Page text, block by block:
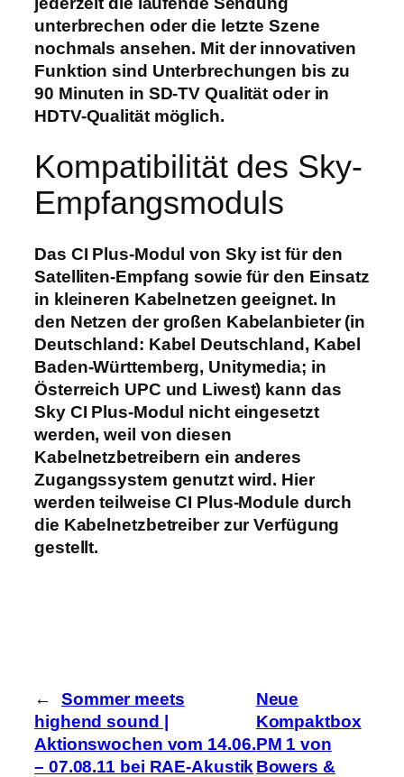
unterbrechen oder die letzte Szene
nochmals ansehen. Mit der innovativen
Funktion sind Unterbrechungen bis zu
90 Minuten in SD-TV Qualität oder in
HDTV-Qualität möglich.
Kompatibilität des Sky-
Empfangsmoduls
Das CI Plus-Modul von Sky ist für den
Satelliten-Empfang sowie für den Einsatz
in kleineren Kabelnetzen geeignet. In
den Netzen der großen Kabelanbieter (in
Deutschland: Kabel Deutschland, Kabel
Baden-Württemberg, Unitymedia; in
Österreich UPC und Liwest) kann das
Sky CI Plus-Modul nicht eingesetzt
werden, weil von diesen
Kabelnetzbetreibern ein anderes
Zugangssystem genutzt wird. Hier
werden teilweise CI Plus-Module durch
die Kabelnetzbetreiber zur Verfügung
gestellt.
←
Sommer meets
highend sound |
Aktionswochen vom 14.06.
– 07.08.11 bei RAE-Akustik
Neue
Kompaktbox
PM 1 von
Bowers &